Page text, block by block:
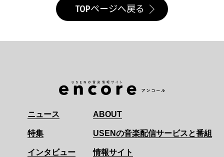
TOPページへ戻る
ニュース
特集
インタビュー
ABOUT
USENの音楽配信サービスと番組
情報サイト